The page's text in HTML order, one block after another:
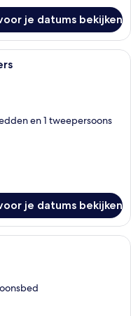
je datums bekijken
met een houten tafel
en 1 tweepersoons
je datums bekijken
muren, gratis